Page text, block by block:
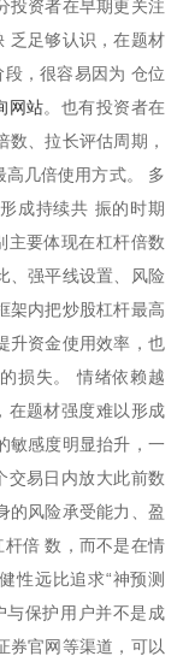
投资者在早期更关注
乏足够认识，在题材
，很容易因为 仓位
网站。也有投资者在
、拉长评估周期，
几倍使用方式。 多
成持续共 振的时期
主要体现在杠杆倍数
、强平线设置、风险
架内把炒股杠杆最高
升资金使用效率，也
损失。 情绪依赖越
在题材强度难以形成
敏感度明显抬升，一
交易日内放大此前数
的风险承受能力、盈
倍 数，而不是在情
性远比追求“神预测
与保护用户并不是成
券官网等渠道，可以